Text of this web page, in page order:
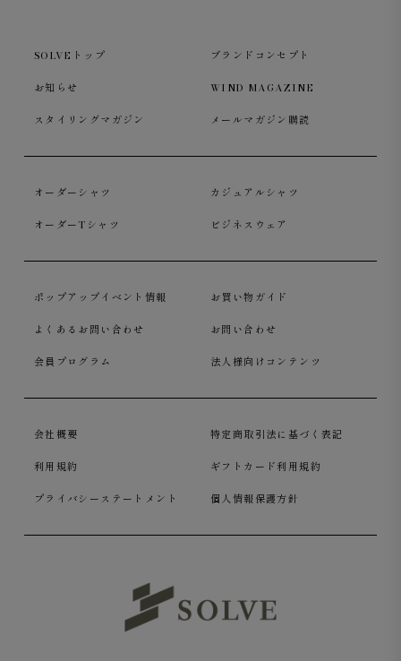
SOLVEトップ ブランドコンセプト
お知らせ WIND MAGAZINE
スタイリングマガジン メールマガジン購読
オーダーシャツ カジュアルシャツ
オーダーTシャツ ビジネスウェア
ポップアップイベント情報 お買い物ガイド
よくあるお問い合わせ お問い合わせ
会員プログラム 法人様向けコンテンツ
会社概要 特定商取引法に基づく表記
利用規約 ギフトカード利用規約
プライバシーステートメント 個人情報保護方針